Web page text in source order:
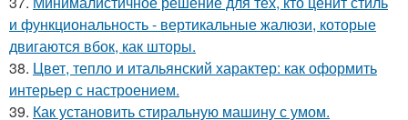
и функциональность - вертикальные жалюзи, которые
двигаются вбок, как шторы.
38. Цвет, тепло и итальянский характер: как оформить
интерьер с настроением.
39. Как установить стиральную машину с умом.